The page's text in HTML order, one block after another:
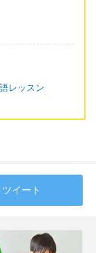
レッスン
ツイート